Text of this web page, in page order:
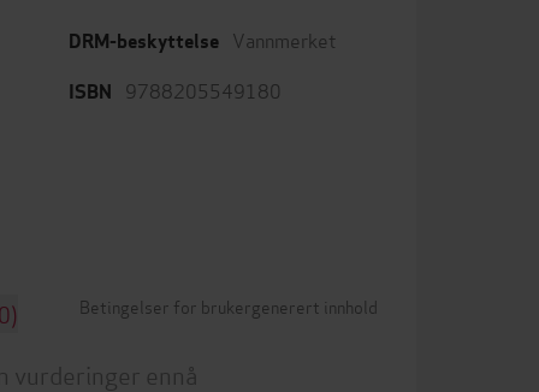
DRM-beskyttelse Vannmerket
ISBN 9788205549180
Betingelser for brukergenerert innhold
vurderinger ennå